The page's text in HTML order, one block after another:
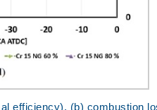
efficiency), (b) combustion